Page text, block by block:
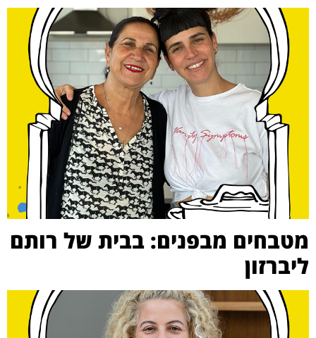
מטבחים מבפנים: בבית של רותם
ליברזון